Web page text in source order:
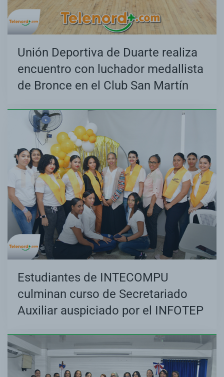
Unión Deportiva de Duarte realiza
encuentro con luchador medallista
de Bronce en el Club San Martín
Estudiantes de INTECOMPU
culminan curso de Secretariado
Auxiliar auspiciado por el INFOTEP